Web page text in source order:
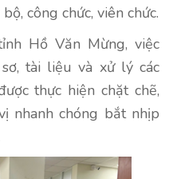
công chức, viên chức.
Hồ Văn Mừng, việc
tài liệu và xử lý các
thực hiện chặt chẽ,
nhanh chóng bắt nhịp